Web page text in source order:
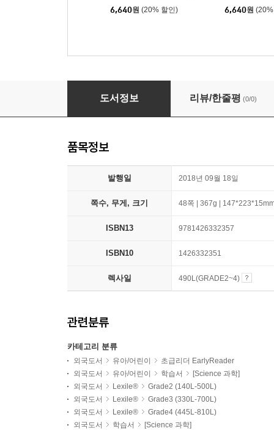
Level 1)
6,640원 (20% 할인)
es
6,640원
National Geographic Readers: In the Ocean
도서정보 리뷰/한줄평 (0/0)
품목정보
발행일 2018년 09월 18일
쪽수, 무게, 크기 48쪽 | 367g |
ISBN13 9781426332357
ISBN10 1426332351
렉사일 490L(GRADE2~4)
관련분류
카테고리 분류
외국도서 유아/어린이
초급리더 EarlyReader
외국도서
유아/어린이 학습서
[Science 과학]
외국도서
Lexile®
Grade2 (140L-500L)
외국도서
Lexile®
Grade3 (330L-700L)
외국도서
Lexile®
Grade4 (445L-810L)
외국도서
학습서 [Science 과학]